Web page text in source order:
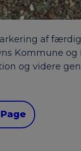
af
Kommune
og videre